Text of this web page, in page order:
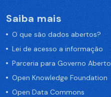
Saiba mais
O que são dados abertos?
Lei de acesso a informação
Parceria para Governo Aberto
Open Knowledge Foundation
Open Data Commons